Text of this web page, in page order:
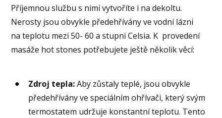
Příjemnou službu s nimi vytvoříte i na dekoltu.
Nerosty jsou obvykle předehřívány ve vodní lázni
na teplotu mezi 50- 60 a stupni Celsia. K provedení
masáže hot stones potřebujete ještě několik věcí:
Zdroj tepla:Aby zůstaly teplé, jsou obvykle
předehřívány ve speciálním ohřívači, který svým
termostatem udržuje konstantní teplotu. Tento